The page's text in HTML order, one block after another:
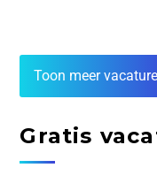
Toon meer
Gratis